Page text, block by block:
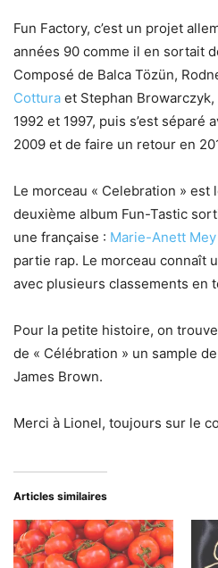
Fun Factory, c’est un projet
années 90 comme il en sortait
Composé de Balca Tözün,
Cottura et Stephan
1992 et 1997, puis s’est séparé
2009 et de faire un retour en
Le morceau « Celebration »
deuxième album Fun-Tastic
une française : Marie-Anett Mey
partie rap. Le morceau connaît
avec plusieurs classements en
Pour la petite histoire, on
de « Célébration » un sample
James Brown.
Merci à Lionel, toujours sur le
Articles similaires